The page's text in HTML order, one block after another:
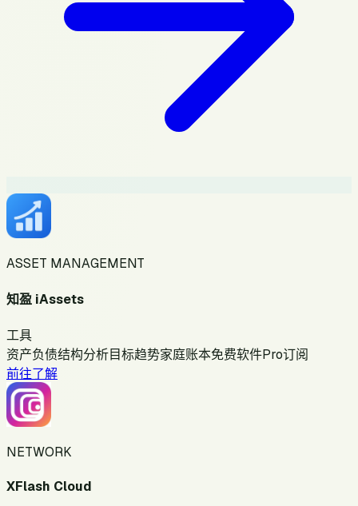
ASSET MANAGEMENT
知盈 iAssets
工具
资产负债结构分析目标趋势家庭账本免费软件Pro订阅
前往了解
NETWORK
XFlash Cloud